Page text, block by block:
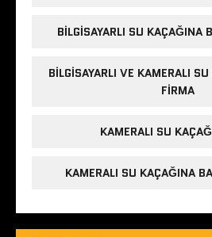
BILGISAYARLI SU KAÇAĞINA
BILGISAYARLI VE KAMERALI
FIRMA
KAMERALI SU
KAMERALI SU KAÇAĞINA